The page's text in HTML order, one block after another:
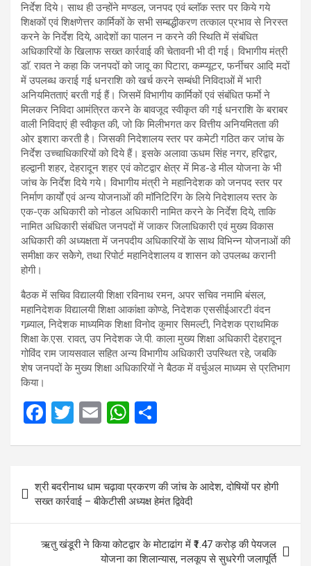
निर्देश दिये। साथ ही उन्होंने मण्डल, जनपद एवं ब्लाॅक स्तर पर किये गये
शिक्षकों एवं शिक्षणेत्तर कार्मिकों के सभी सम्बद्धीकरण तत्काल प्रभाव से निरस्त
करने के निर्देश दिये, आदेशों का पालन न करने की स्थिति में संबंधित
अधिकारियों के खिलाफ सख्त कार्रवाई की चेतावनी भी दी गई। विभागीय मंत्री
डाॅ. रावत ने कहा कि जनपदों को जादू का पिटारा, कम्प्यूटर, फर्नीचर आदि मदों
में उपलब्ध कराई गई धनराशि को खर्च करने सम्बंधी निविदाओं में भारी
अनियमितताएं बरती गई हैं। जिसमें विभागीय कार्मिकों एवं संबंधित फर्माे ने
मिलकर निविदा आमंत्रित करने के बावजूद स्वीकृत की गई धनराशि के बराबर
वाली निविदाएं ही स्वीकृत की, जो कि मिलीभगत कर वित्तीय अनियमितता की
ओर इशारा करती है। जिसकी निदेशालय स्तर पर कमेटी गठित कर जांच के
निर्देश उच्चाधिकारियों को दिये हैं। इसके अलावा ऊधम सिंह नगर, हरिद्वार,
हल्द्वानी शहर, देहरादून शहर एवं कोटद्वार क्षेत्र में मिड-डे मील योजना के भी
जांच के निर्देश दिये गये। विभागीय मंत्री ने महानिदेशक को जनपद स्तर पर
निर्माण कार्यों एवं अन्य योजनाओं की माॅनिटिरिंग के लिये निदेशालय स्तर के
एक-एक अधिकारी को नोडल अधिकारी नामित करने के निर्देश दिये, ताकि
नामित अधिकारी संबंधित जनपदों में जाकर जिलाधिकारी एवं मुख्य विकास
अधिकारी की अध्यक्षता में जनपदीय अधिकारियों के साथ विभिन्न योजनाओं की
समीक्षा कर सकेेगे, तथा रिपोर्ट महानिदेशालय व शासन को उपलब्ध करानी
होगी।
बैठक में सचिव विद्यालयी शिक्षा रविनाथ रमन, अपर सचिव नमामि बंसल,
महानिदेशक विद्यालयी शिक्षा आकांक्षा कोण्डे, निदेशक एससीईआरटी वंदन
गब्र्याल, निदेशक माध्यमिक शिक्षा विनोद कुमार सिमल्टी, निदेशक प्राथमिक
शिक्षा के.एस. रावत, उप निदेशक जे.पी. काला मुख्य शिक्षा अधिकारी देहरादून
गोविंद राम जायसवाल सहित अन्य विभागीय अधिकारी उपस्थित रहे, जबकि
शेष जनपदों के मुख्य शिक्षा अधिकारियों ने बैठक में वर्चुअल माध्यम से प्रतिभाग
किया।
F
b
o
o
k
T
er
E
W
s
A
p
p
e
navigation
श्री बदरीनाथ धाम चढ़ावा प्रकरण की जांच के आदेश, दोषियों पर होगी
सख्त कार्रवाई – बीकेटीसी अध्यक्ष हेमंत द्विवेदी
ऋतु खंडूरी ने किया कोटद्वार के मोटाढांग में ₹1.47 करोड़ की पेयजल
योजना का शिलान्यास, नलकूप से सुधरेगी जलापूर्ति